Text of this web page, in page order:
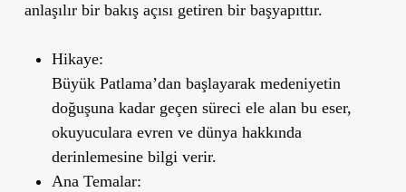
anlaşılır bir bakış açısı getiren bir başyapıttır.
Hikaye:
Büyük Patlama’dan başlayarak medeniyetin
doğuşuna kadar geçen süreci ele alan bu eser,
okuyuculara evren ve dünya hakkında
derinlemesine bilgi verir.
Ana Temalar: